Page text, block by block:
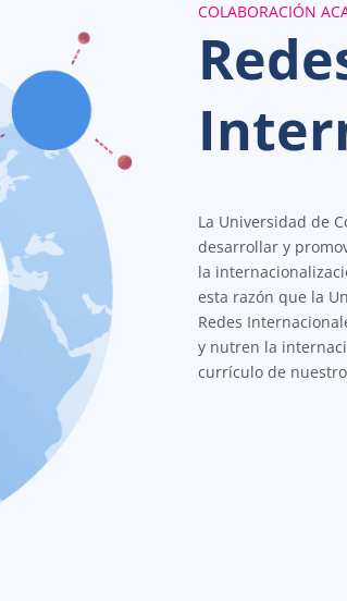
COLABORACIÓN
La Universidad de
desarrollar y
la
esta razón que la
Redes
y nutren la
currículo de